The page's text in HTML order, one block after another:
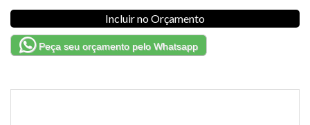
Incluir no Orçamento
Peça seu orçamento pelo Whatsapp